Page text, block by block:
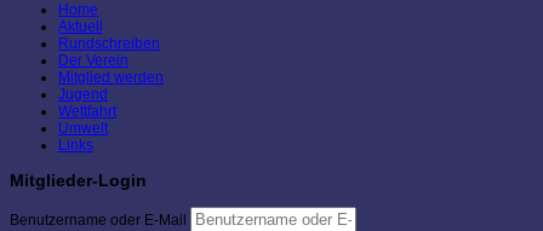
Home
Aktuell
Rundschreiben
Der Verein
Mitglied werden
Jugend
Wettfahrt
Umwelt
Links
Mitglieder-Login
Benutzername oder E-Mail